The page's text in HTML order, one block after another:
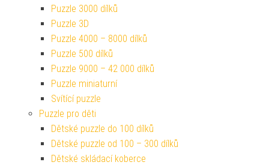
Puzzle 3000 dílků
Puzzle 3D
Puzzle 4000 – 8000 dílků
Puzzle 500 dílků
Puzzle 9000 – 42 000 dílků
Puzzle miniaturní
Svítící puzzle
Puzzle pro děti
Dětské puzzle do 100 dílků
Dětské puzzle od 100 – 300 dílků
Dětské skládací koberce